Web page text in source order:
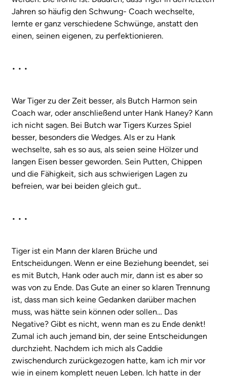
Jahren so häufig den Schwung- Coach wechselte,
lernte er ganz verschiedene Schwünge, anstatt den
einen, seinen eigenen, zu perfektionieren.
• • •
War Tiger zu der Zeit besser, als Butch Harmon sein
Coach war, oder anschließend unter Hank Haney? Kann
ich nicht sagen. Bei Butch war Tigers Kurzes Spiel
besser, besonders die Wedges. Als er zu Hank
wechselte, sah es so aus, als seien seine Hölzer und
langen Eisen besser geworden. Sein Putten, Chippen
und die Fähigkeit, sich aus schwierigen Lagen zu
befreien, war bei beiden gleich gut..
• • •
Tiger ist ein Mann der klaren Brüche und
Entscheidungen. Wenn er eine Beziehung beendet, sei
es mit Butch, Hank oder auch mir, dann ist es aber so
was von zu Ende. Das Gute an einer so klaren Trennung
ist, dass man sich keine Gedanken darüber machen
muss, was hätte sein können oder sollen… Das
Negative? Gibt es nicht, wenn man es zu Ende denkt!
Zumal ich auch jemand bin, der seine Entscheidungen
durchzieht. Nachdem ich mich als Caddie
zwischendurch zurückgezogen hatte, kam ich mir vor
wie in einem komplett neuen Leben. Ich hatte in der